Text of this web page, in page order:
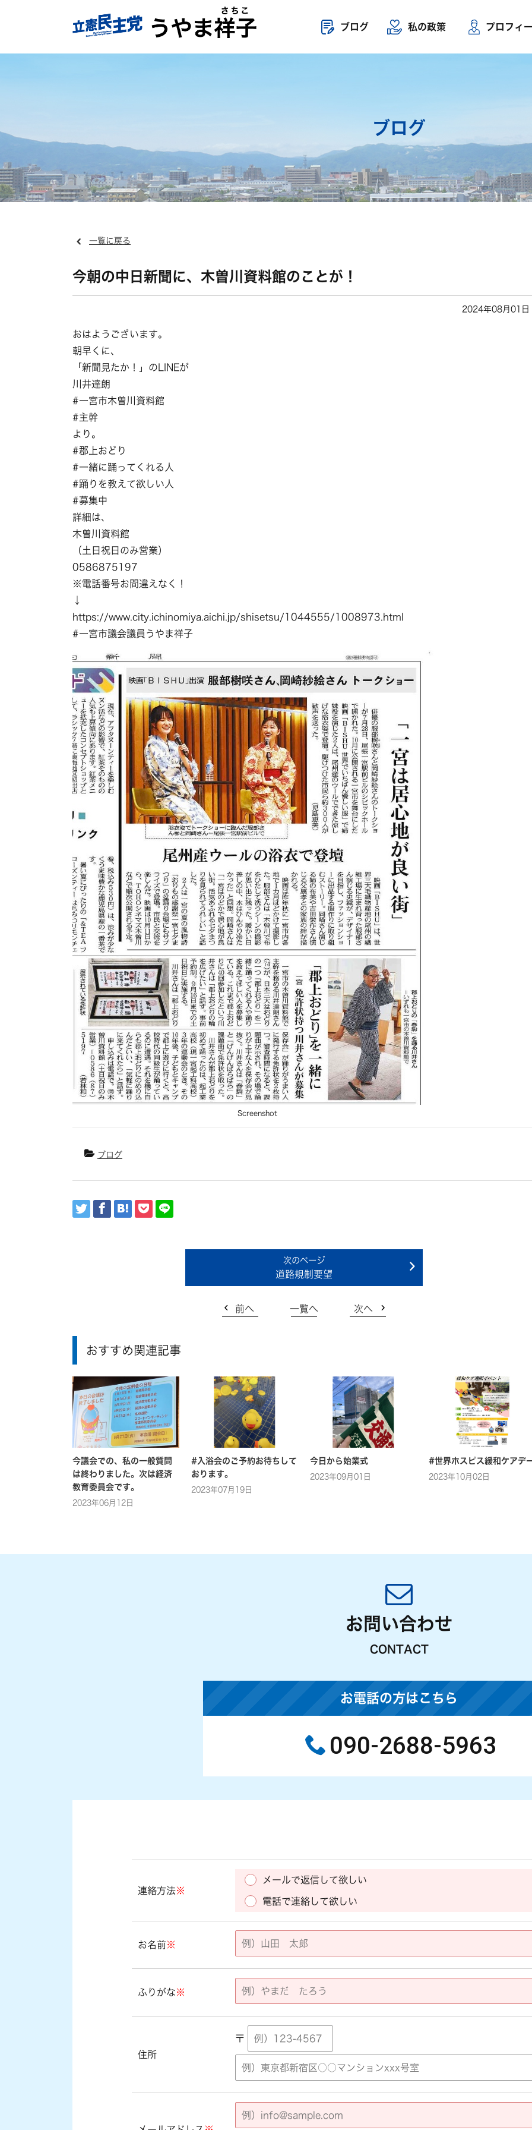
ブログ 私の政策 プロフィ
ブログ
一覧に戻る
今朝の中日新聞に、木曽川資料館のことが！
2024年08月01日
おはようございます。
朝早くに、
「新聞見たか！」のLINEが
川井達朗
#一宮市木曽川資料館
#主幹
より。
#郡上おどり
#一緒に踊ってくれる人
#踊りを教えて欲しい人
#募集中
詳細は、
木曽川資料館
（土日祝日のみ営業）
0586875197
※電話番号お間違えなく！
↓
https://www.city.ichinomiya.aichi.jp/shisetsu/1044555/1008973.html
#一宮市議会議員うやま祥子
Screenshot
ブログ
道路規制要望
前へ 一覧へ 次へ
おすすめ関連記事
今議会での、私の一般質問
は終わりました。次は経済
教育委員会です。
2023年06月12日
#入浴会のご予約お待ちして
おります。
2023年07月19日
今日から始業式
2023年09月01日
#世界ホスピス緩和ケアデ
2023年10月02日
お問い合わせ
CONTACT
お電話の方はこちら
090-2688-5963
連絡方法※
メールで返信して欲しい
電話で連絡して欲しい
お名前※
ふりがな※
住所
〒